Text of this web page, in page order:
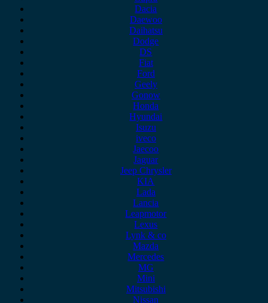
Dacia
Daewoo
Daihatsu
Dodge
DS
Fiat
Ford
Geely
Gonow
Honda
Hyundai
Isuzu
iveco
Jaecoo
Jaguar
Jeep Chrysler
KIA
Lada
Lancia
Leapmotor
Lexus
Lynk & co
Mazda
Mercedes
MG
Mini
Mitsubishi
Nissan